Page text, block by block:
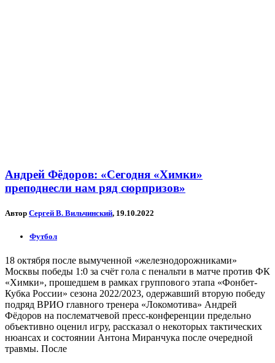
Андрей Фёдоров: «Сегодня «Химки»
преподнесли нам ряд сюрпризов»
Автор Сергей В. Вильчинский, 19.10.2022
Футбол
18 октября после вымученной «железнодорожниками»
Москвы победы 1:0 за счёт гола с пенальти в матче против ФК
«Химки», прошедшем в рамках группового этапа «Фонбет-
Кубка России» сезона 2022/2023, одержавший вторую победу
подряд ВРИО главного тренера «Локомотива» Андрей
Фёдоров на послематчевой пресс-конференции предельно
объективно оценил игру, рассказал о некоторых тактических
нюансах и состоянии Антона Миранчука после очередной
травмы. После